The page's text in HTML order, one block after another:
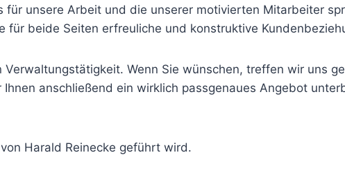
unsere Arbeit und die unserer motivierten Mitarbeiter
beide Seiten erfreuliche und konstruktive
Wenn Sie wünschen, treffen wir uns
anschließend ein wirklich passgenaues Angebot
Harald Reinecke geführt wird.